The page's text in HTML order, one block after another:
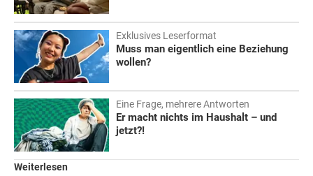
Exklusives Leserformat
Muss man eigentlich eine Beziehung
wollen?
Eine Frage, mehrere Antworten
Er macht nichts im Haushalt – und
jetzt?!
Weiterlesen